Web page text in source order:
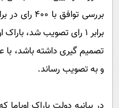
برابر 1 رای تصویب شد،
تصمیم گیری داشته باشد، با
و به تصویب رساند.